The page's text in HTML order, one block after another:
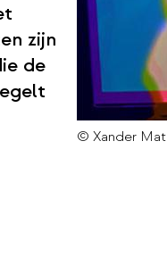
© Xander
zijn
de